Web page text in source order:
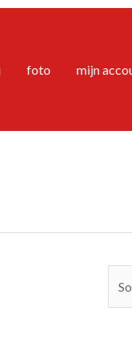
foto mijn